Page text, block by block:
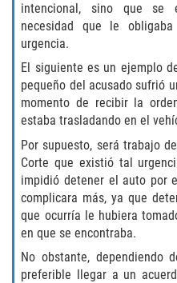
Tribunal
Tutela de
Delitos
Actos
Agresión
Conducta
intencional, sino que se
necesidad que le
urgencia.
El siguiente es un ejemplo
pequeño del acusado sufrió
momento de recibir la
estaba trasladando en el
Por supuesto, será trabajo
Corte que existió tal
impidió detener el auto por
complicara más, ya que
que ocurría le hubiera
en que se encontraba.
No obstante, dependiendo
preferible llegar a un